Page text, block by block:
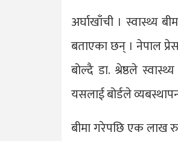
अर्घाखाँची । स्वास्थ्य
बताएका छन् । नेपाल
बोल्दै डा. श्रेष्ठले
यसलाई बोर्डले
बीमा गरेपछि एक लाख